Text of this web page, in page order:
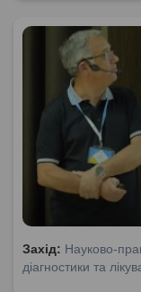
Захід: Науково-
діагностики та